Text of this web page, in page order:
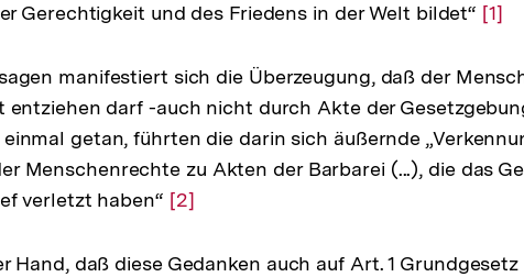
Gerechtigkeit und des Friedens in der Welt bildet“ Zur
der
[1]
manifestiert sich die Überzeugung, daß der
entziehen darf -auch nicht durch Akte der
getan, führten die darin sich äußernde
Menschenrechte zu Akten der Barbarei (...), die das
verletzt haben“ Zur
der
[2]
Hand, daß diese Gedanken auch auf Art. 1